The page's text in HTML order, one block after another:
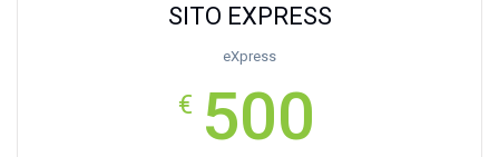
SITO EXPRESS
eXpress
€ 500